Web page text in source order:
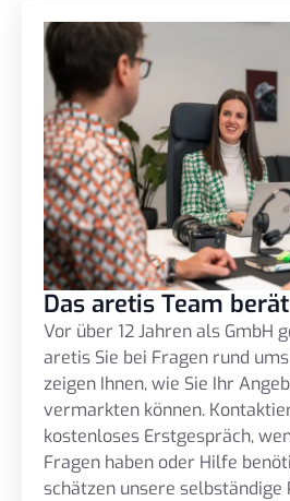
Das aretis Team
Vor über 12 Jahren als GmbH
aretis Sie bei Fragen rund
zeigen Ihnen, wie Sie Ihr
vermarkten können.
kostenloses Erstgespräch,
Fragen haben oder Hilfe
schätzen unsere